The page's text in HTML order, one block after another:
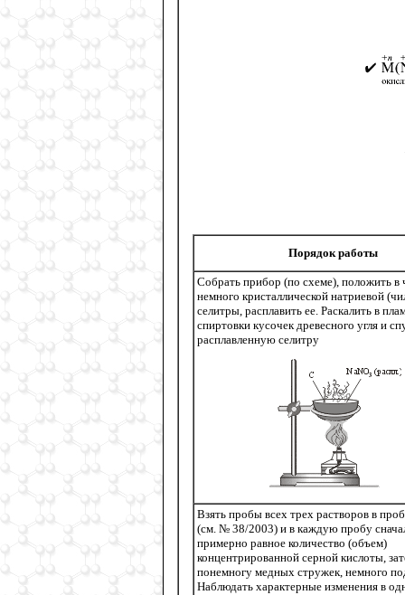
Порядок работы
Собрать прибор (по схеме), положить в
немного кристаллической натриевой
селитры, расплавить ее. Раскалить в
спиртовки кусочек древесного угля и
расплавленную селитру
Взять пробы всех трех растворов в
(cм. № 38/2003) и в каждую пробу
примерно равное количество (объем)
концентрированной серной кислоты,
понемногу медных стружек, немного
Наблюдать характерные изменения в